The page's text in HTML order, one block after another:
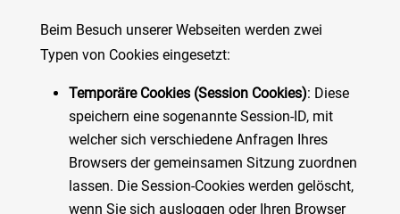
Beim Besuch unserer Webseiten werden zwei
Typen von Cookies eingesetzt:
Temporäre Cookies (Session Cookies): Diese
speichern eine sogenannte Session-ID, mit
welcher sich verschiedene Anfragen Ihres
Browsers der gemeinsamen Sitzung zuordnen
lassen. Die Session-Cookies werden gelöscht,
wenn Sie sich ausloggen oder Ihren Browser